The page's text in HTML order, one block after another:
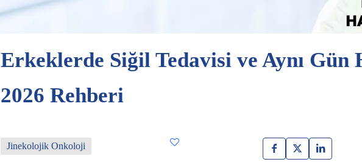
Erkeklerde Siğil Tedavisi ve Aynı Gün
2026 Rehberi
Jinekolojik Onkoloji